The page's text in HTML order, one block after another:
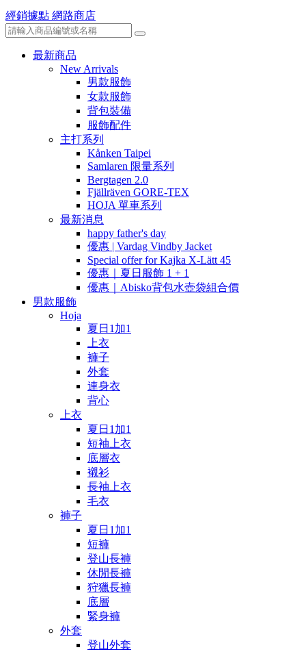
經銷據點 網路商店
最新商品
New Arrivals
男款服飾
女款服飾
背包裝備
服飾配件
主打系列
Kånken Taipei
Samlaren 限量系列
Bergtagen 2.0
Fjällräven GORE-TEX
HOJA 單車系列
最新消息
happy father's day
優惠 | Vardag Vindby Jacket
Special offer for Kajka X-Lätt 45
優惠｜夏日服飾 1 + 1
優惠｜Abisko背包水壺袋組合價
男款服飾
Hoja
夏日1加1
上衣
褲子
外套
連身衣
背心
上衣
夏日1加1
短袖上衣
底層衣
襯衫
長袖上衣
毛衣
褲子
夏日1加1
短褲
登山長褲
休閒長褲
狩獵長褲
底層
緊身褲
外套
登山外套